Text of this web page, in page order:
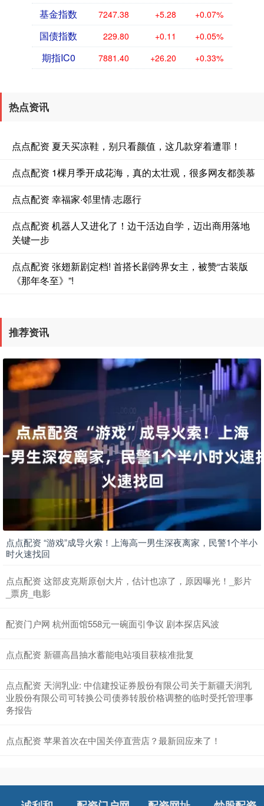
基金指数 7247.38 +5.28 +0.07%
国债指数 229.80 +0.11 +0.05%
期指IC0 7881.40 +26.20 +0.33%
热点资讯
点点配资 夏天买凉鞋，别只看颜值，这几款穿着遭罪！
点点配资 1棵月季开成花海，真的太壮观，很多网友都羡慕
点点配资 幸福家·邻里情·志愿行
点点配资 机器人又进化了！边干活边自学，迈出商用落地
关键一步
点点配资 张翅新剧定档! 首搭长剧跨界女主，被赞“古装版
《那年冬至》”!
推荐资讯
点点配资 “游戏”成导火索！上海高一男生深夜离家，民警1个半小
时火速找回
点点配资 这部皮克斯原创大片，估计也凉了，原因曝光！_影片
_票房_电影
配资门户网 杭州面馆558元一碗面引争议 剧本探店风波
点点配资 新疆高昌抽水蓄能电站项目获核准批复
点点配资 天润乳业: 中信建投证券股份有限公司关于新疆天润乳
业股份有限公司可转换公司债券转股价格调整的临时受托管理事
务报告
点点配资 苹果首次在中国关停直营店？最新回应来了！